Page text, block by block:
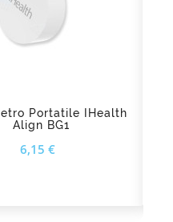
Portatile IHealth
Align BG1
6,15 €